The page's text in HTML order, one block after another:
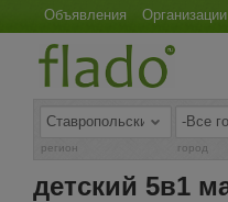
Объявления Организации
регион город
детский 5в1